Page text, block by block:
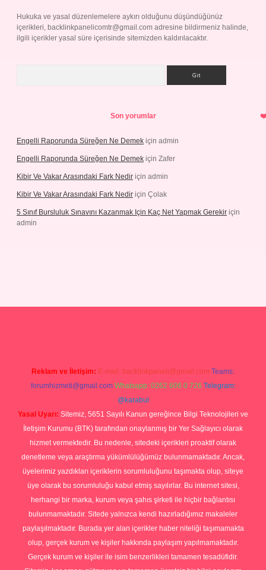
Hukuka ve yasal düzenlemelere aykırı olduğunu düşündüğünüz
içerikleri, backlinkpanelicomtr@gmail.com adresine bildirmeniz halinde,
ilgili içerikler yasal süre içerisinde sitemizden kaldırılacaktır.
Son yorumlar
Engelli Raporunda Süreğen Ne Demek için admin
Engelli Raporunda Süreğen Ne Demek için Zafer
Kibir Ve Vakar Arasındaki Fark Nedir için admin
Kibir Ve Vakar Arasındaki Fark Nedir için Çolak
5 Sınıf Bursluluk Sınavını Kazanmak Için Kaç Net Yapmak Gerekir için
admin
Reklam ve İletişim: E-mail: backlinkpaneli@gmail.com Teams:
forumhizmeti@gmail.com Whatsapp: 0262 606 0 726 Telegram:
@karabul
Yasal Uyarı: Sitemiz, 5651 Sayılı Kanun gereğince Bilgi Teknolojileri ve
İletişim Kurumu (BTK) tarafından onaylanmış bir Yer Sağlayıcı olarak
hizmet vermektedir. Bu nedenle, sitedeki içerikleri proaktif olarak
denetleme veya araştırma yükümlülüğümüz bulunmamaktadır. Ancak,
üyelerimiz yazdıkları içeriklerin sorumluluğunu taşımakta olup, siteye
üye olarak bu sorumluluğu kabul etmiş sayılırlar. Bu internet sitesi,
herhangi bir marka, kurum veya şahıs şirketi ile hiçbir bağlantısı
bulunmamaktadır. Sitede yalnızca kendi hazırladığımız makaleler
paylaşılmaktadır. Burada yer alan içerikler haber niteliği taşımamakta
olup, gerçek kurum ve kişiler hakkında paylaşım yapılmamaktadır.
Gerçek kurum ve kişiler ile isim benzerlikleri tamamen tesadüfidir.